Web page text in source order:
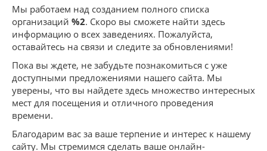
ПРЕДЛОЖЕНИЯ
СТАТЬИ
УСЛУГИ
Мы работаем над созданием полного списка
организаций %2. Скоро вы сможете найти здесь
информацию о всех заведениях. Пожалуйста,
оставайтесь на связи и следите за обновлениями!
Пока вы ждете, не забудьте познакомиться с уже
доступными предложениями нашего сайта. Мы
уверены, что вы найдете здесь множество интересных
мест для посещения и отличного проведения
времени.
Благодарим вас за ваше терпение и интерес к нашему
сайту. Мы стремимся сделать ваше онлайн-